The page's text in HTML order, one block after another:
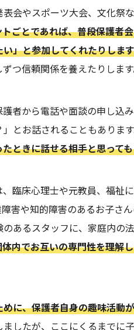
会やスポーツ大会、文化祭
ごとであれば、普段保護者
」と参加してくれたりします
つ信頼関係を養えたりします
者から電話や面談の申し込
」とお話されることもありま
ときに話せる相手と思って
臨床心理士や元教員、福祉
害や知的障害のあるお子さ
あるスタッフに、家庭内の
内でお互いの専門性を理解
に、保護者自身の趣味活動
したが、ここにくるまでに